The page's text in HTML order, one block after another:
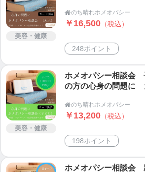
「ホメオパシーなんてマイナーな
ても仕事になるわけない」
「私にできるはずない」
「どうせ途中で飽きるか失敗する」
「小さい子供がいるのにどうや
通学するのか？」
「卒業した時は４０歳だし・・
い」
など様々な言い訳が次から次へと
前で30分も振り込みできず葛藤し
人はとことん追いつめられると
りますよね
美容・健康
のち晴れホメオパシー
￥16,500 （税込）
248ポイント
美容・健康
ホメオパシー相談会
の方の心身の問題に
のち晴れホメオパシー
￥13,200 （税込）
198ポイント
ホメオパシー相談会